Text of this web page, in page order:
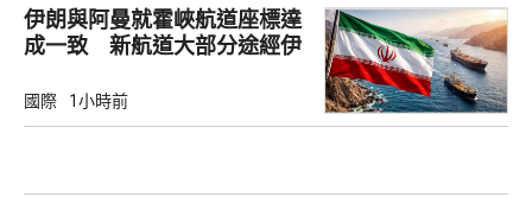
伊朗與阿曼就霍峽航道座標達
成一致 新航道大部分途經伊
國際 1小時前